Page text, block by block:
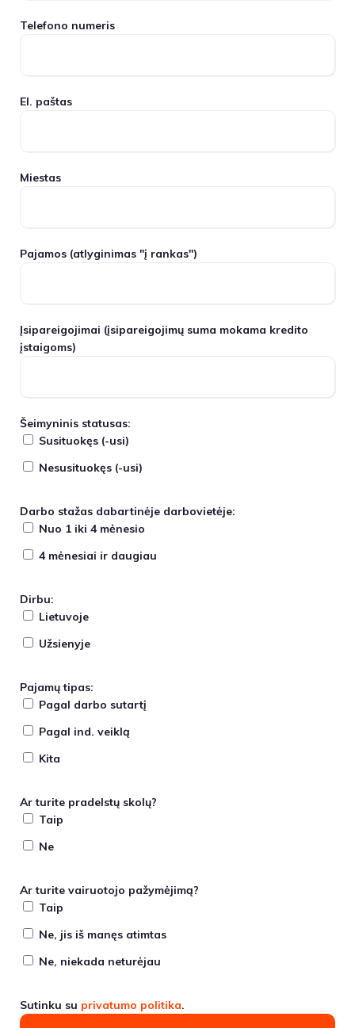
Telefono numeris
El. paštas
Miestas
Pajamos (atlyginimas "į rankas")
Įsipareigojimai (įsipareigojimų suma mokama kredito
įstaigoms)
Šeimyninis statusas:
Susituokęs (-usi)
Nesusituokęs (-usi)
Darbo stažas dabartinėje darbovietėje:
Nuo 1 iki 4 mėnesio
4 mėnesiai ir daugiau
Dirbu:
Lietuvoje
Užsienyje
Pajamų tipas:
Pagal darbo sutartį
Pagal ind. veiklą
Kita
Ar turite pradelstų skolų?
Taip
Ne
Ar turite vairuotojo pažymėjimą?
Taip
Ne, jis iš manęs atimtas
Ne, niekada neturėjau
Sutinku su privatumo politika.